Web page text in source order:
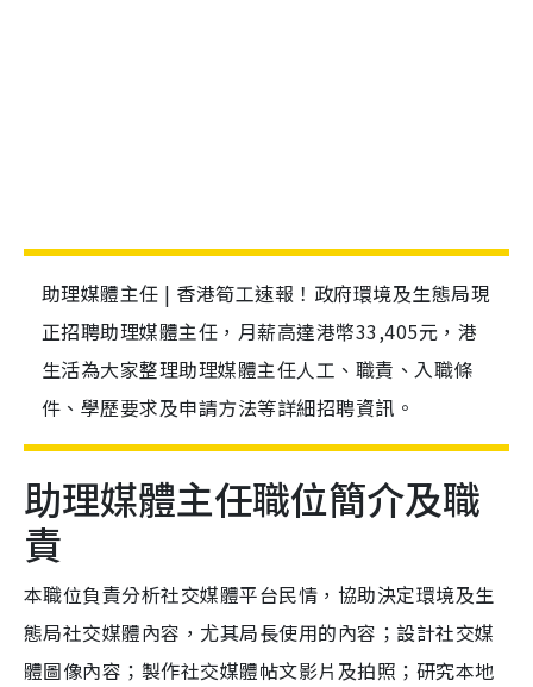
助理媒體主任 | 香港筍工速報！政府環境及生態局現
正招聘助理媒體主任，月薪高達港幣33,405元，港
生活為大家整理助理媒體主任人工、職責、入職條
件、學歷要求及申請方法等詳細招聘資訊。
助理媒體主任職位簡介及職
責
本職位負責分析社交媒體平台民情，協助決定環境及生
態局社交媒體內容，尤其局長使用的內容；設計社交媒
體圖像內容；製作社交媒體帖文影片及拍照；研究本地